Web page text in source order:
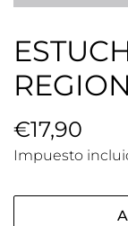
Precio
habitual
€17,90
venta
Impuesto